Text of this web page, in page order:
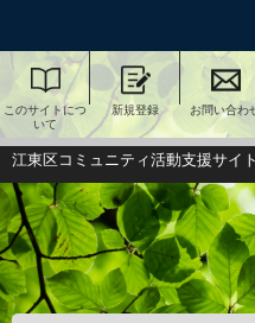
このサイトにつ
いて
新規登録 お問い合わ
江東区コミュニティ活動支援サイ